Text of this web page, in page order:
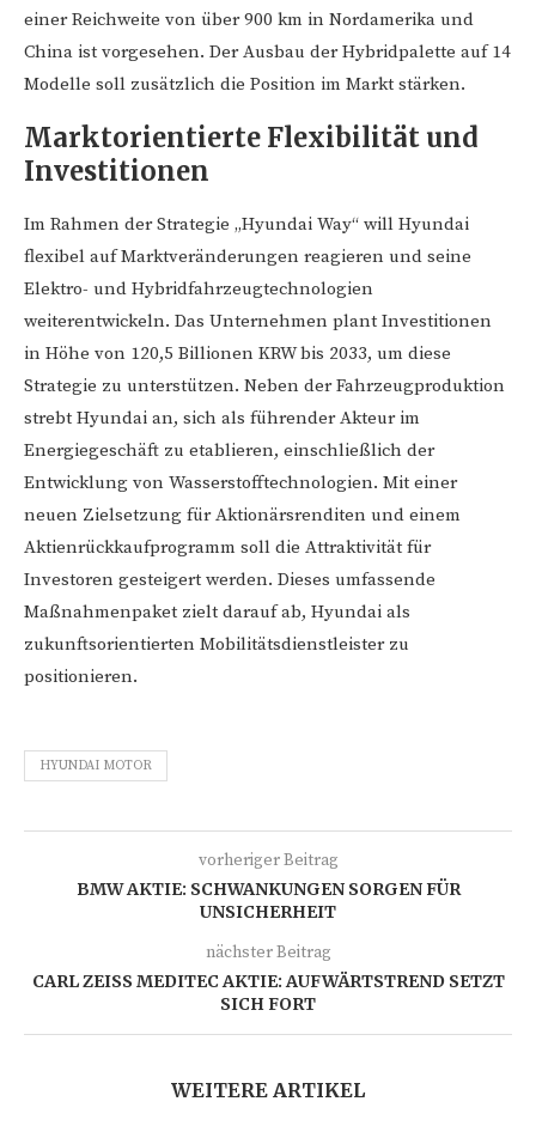
einer Reichweite von über 900 km in Nordamerika und
China ist vorgesehen. Der Ausbau der Hybridpalette auf 14
Modelle soll zusätzlich die Position im Markt stärken.
Marktorientierte Flexibilität und
Investitionen
Im Rahmen der Strategie „Hyundai Way“ will Hyundai
flexibel auf Marktveränderungen reagieren und seine
Elektro- und Hybridfahrzeugtechnologien
weiterentwickeln. Das Unternehmen plant Investitionen
in Höhe von 120,5 Billionen KRW bis 2033, um diese
Strategie zu unterstützen. Neben der Fahrzeugproduktion
strebt Hyundai an, sich als führender Akteur im
Energiegeschäft zu etablieren, einschließlich der
Entwicklung von Wasserstofftechnologien. Mit einer
neuen Zielsetzung für Aktionärsrenditen und einem
Aktienrückkaufprogramm soll die Attraktivität für
Investoren gesteigert werden. Dieses umfassende
Maßnahmenpaket zielt darauf ab, Hyundai als
zukunftsorientierten Mobilitätsdienstleister zu
positionieren.
HYUNDAI MOTOR
vorheriger Beitrag
BMW AKTIE: SCHWANKUNGEN SORGEN FÜR
UNSICHERHEIT
nächster Beitrag
CARL ZEISS MEDITEC AKTIE: AUFWÄRTSTREND SETZT
SICH FORT
WEITERE ARTIKEL